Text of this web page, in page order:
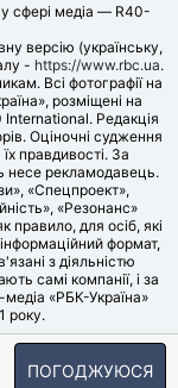
у сфері медіа — R40-
версію (українську,
- https://www.rbc.ua.
Всі фотографії на
розміщені на
International. Редакція
Оціночні судження
правдивості. За
несе рекламодавець.
«Спецпроект»,
«Резонанс»
правило, для осіб, які
формат,
з діяльністю
самі компанії, і за
медіа «РБК-Україна»
року.
ПОГОДЖУЮСЯ